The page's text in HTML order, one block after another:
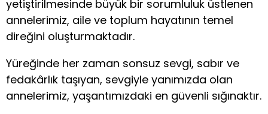
yetiştirilmesinde büyük bir sorumluluk üstlenen
annelerimiz, aile ve toplum hayatının temel
direğini oluşturmaktadır.
Yüreğinde her zaman sonsuz sevgi, sabır ve
fedakârlık taşıyan, sevgiyle yanımızda olan
annelerimiz, yaşantımızdaki en güvenli sığınaktır.